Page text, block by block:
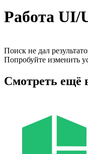
Работа UI/
Поиск не дал
Попробуйте изменить
Смотреть ещё